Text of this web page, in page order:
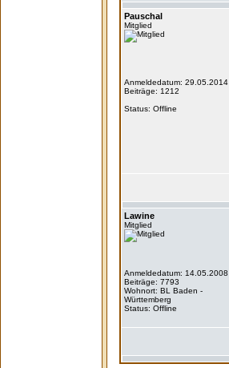
Pauschal
Mitglied
Anmeldedatum: 29.05.2014
Beiträge: 1212
Status: Offline
Lawine
Mitglied
Anmeldedatum: 14.05.2008
Beiträge: 7793
Wohnort: BL Baden -
Württemberg
Status: Offline